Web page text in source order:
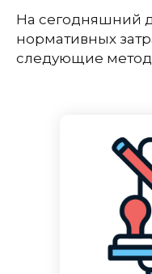
На сегодняшний
нормативных
следующие